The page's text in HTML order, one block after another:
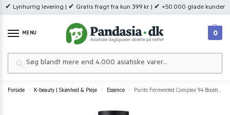
✔ Lynhurtig levering | ✔ Gratis fragt fra kun 399 kr. | ✔ +50.000 glade kunder
MENU 0
Forside / K-beauty | Skønhed & Pleje / Essence / Purito Fermented Complex 94 Boosting Essence 150 ml.